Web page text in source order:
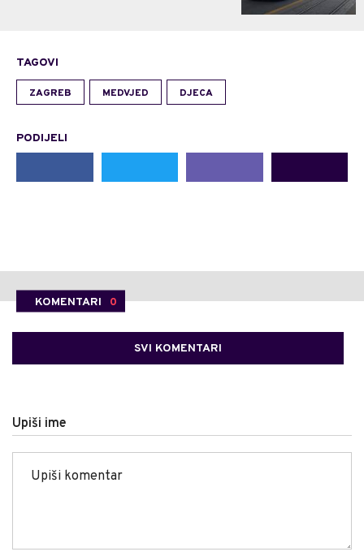
TAGOVI
ZAGREB MEDVJED DJECA
PODIJELI
KOMENTARI 0
SVI KOMENTARI
Upiši ime